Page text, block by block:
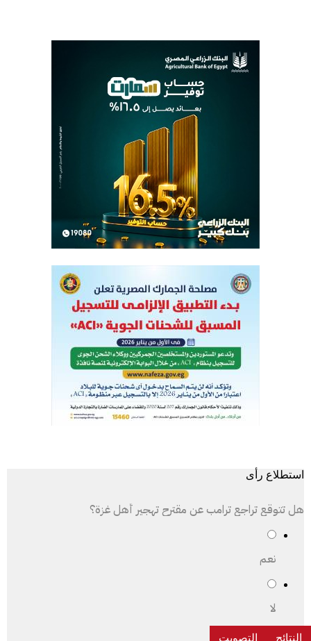
استطلاع رأى
هل تتوقع تراجع ترامب عن مقترح تهجير أهل غزة؟
نعم
لا